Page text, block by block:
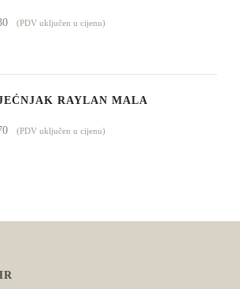
(PDV uključen u cijenu)
RAYLAN MALA
(PDV uključen u cijenu)